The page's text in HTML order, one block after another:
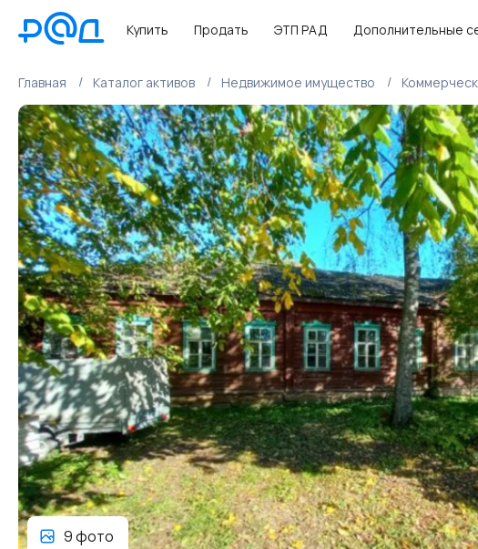
Купить Продать ЭТП РАД Дополнительные
Главная Каталог активов Недвижимое имущество
9 фото